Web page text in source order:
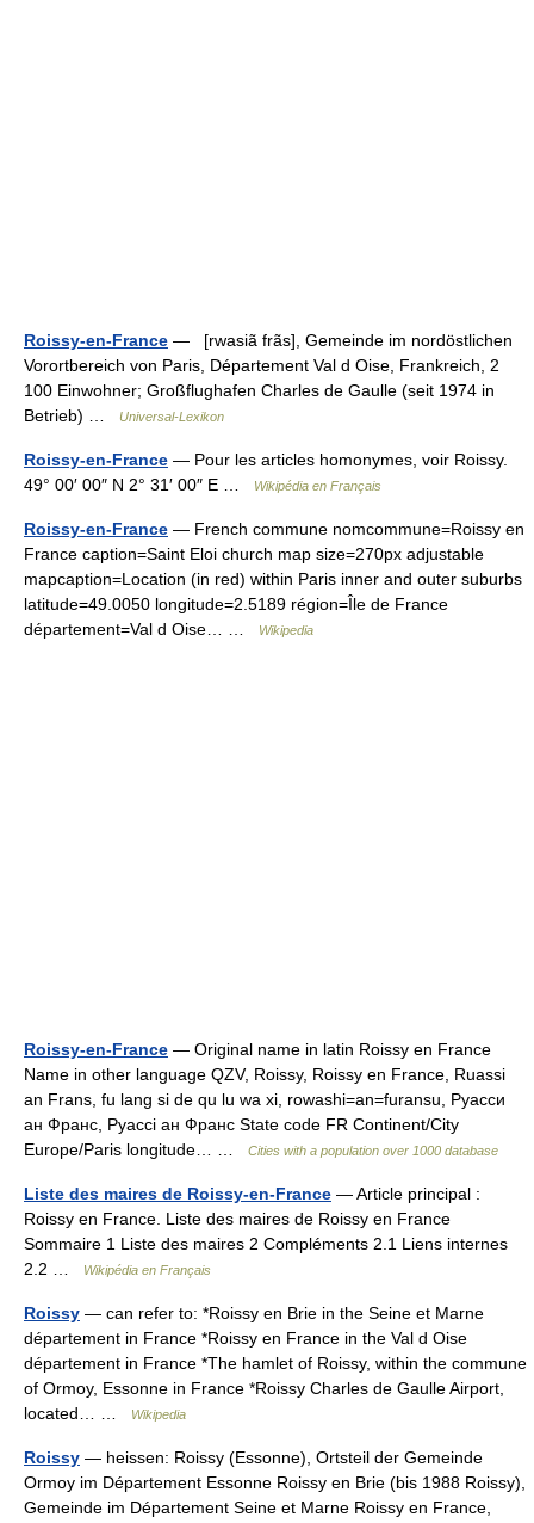
Roissy-en-France — [rwasiã frãs], Gemeinde im nordöstlichen
Vorortbereich von Paris, Département Val d Oise, Frankreich, 2
100 Einwohner; Großflughafen Charles de Gaulle (seit 1974 in
Betrieb) …
Universal-Lexikon
Roissy-en-France — Pour les articles homonymes, voir Roissy.
49° 00′ 00″ N 2° 31′ 00″ E …
Wikipédia en Français
Roissy-en-France — French commune nomcommune=Roissy en
France caption=Saint Eloi church map size=270px adjustable
mapcaption=Location (in red) within Paris inner and outer suburbs
latitude=49.0050 longitude=2.5189 région=Île de France
département=Val d Oise… …
Wikipedia
Roissy-en-France — Original name in latin Roissy en France
Name in other language QZV, Roissy, Roissy en France, Ruassi
an Frans, fu lang si de qu lu wa xi, rowashi=an=furansu, Руасси
ан Франс, Руассі ан Франс State code FR Continent/City
Europe/Paris longitude… …
Cities with a population over 1000 database
Liste des maires de Roissy-en-France — Article principal :
Roissy en France. Liste des maires de Roissy en France
Sommaire 1 Liste des maires 2 Compléments 2.1 Liens internes
2.2 …
Wikipédia en Français
Roissy — can refer to: *Roissy en Brie in the Seine et Marne
département in France *Roissy en France in the Val d Oise
département in France *The hamlet of Roissy, within the commune
of Ormoy, Essonne in France *Roissy Charles de Gaulle Airport,
located… …
Wikipedia
Roissy — heissen: Roissy (Essonne), Ortsteil der Gemeinde
Ormoy im Département Essonne Roissy en Brie (bis 1988 Roissy),
Gemeinde im Département Seine et Marne Roissy en France,